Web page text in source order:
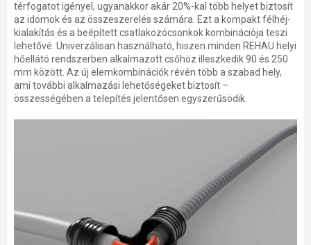
térfogatot igényel, ugyanakkor akár 20%-kal több helyet biztosít
az idomok és az összeszerelés számára. Ezt a kompakt félhéj-
kialakítás és a beépített csatlakozócsonkok kombinációja teszi
lehetővé. Univerzálisan használható, hiszen minden REHAU helyi
hőellátó rendszerben alkalmazott csőhöz illeszkedik 90 és 250
mm között. Az új elemkombinációk révén több a szabad hely,
ami további alkalmazási lehetőségeket biztosít –
összességében a telepítés jelentősen egyszerűsödik.